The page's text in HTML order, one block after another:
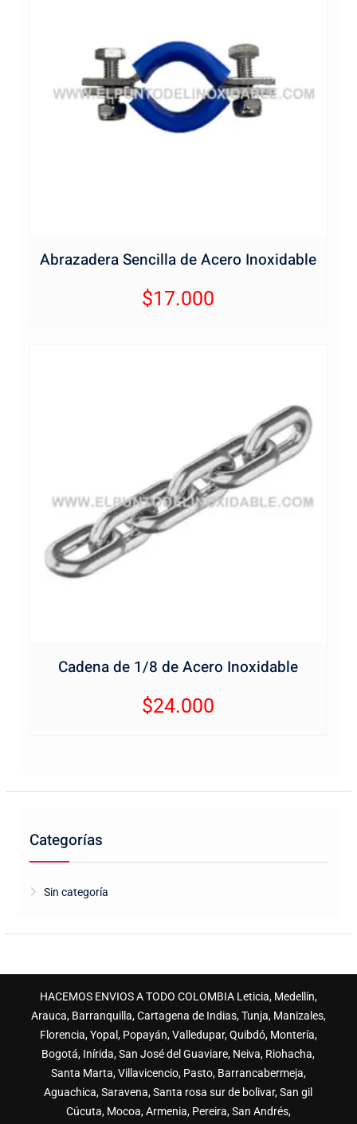
Abrazadera Sencilla de Acero Inoxidable
$17.000
Cadena de 1/8 de Acero Inoxidable
$24.000
Categorías
Sin categoría
HACEMOS ENVIOS A TODO COLOMBIA Leticia, Medellín,
Arauca, Barranquilla, Cartagena de Indias, Tunja, Manizales,
Florencia, Yopal, Popayán, Valledupar, Quibdó, Montería,
Bogotá, Inírida, San José del Guaviare, Neiva, Riohacha,
Santa Marta, Villavicencio, Pasto, Barrancabermeja,
Aguachica, Saravena, Santa rosa sur de bolivar, San gil
Cúcuta, Mocoa, Armenia, Pereira, San Andrés,